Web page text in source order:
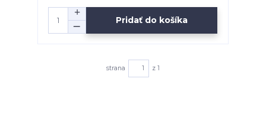
Pridať do košíka
strana z 1